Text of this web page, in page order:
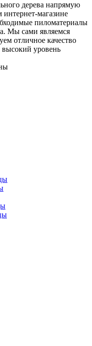
дерева напрямую
магазине
пиломатериалы
Мы сами являемся
отличное качество
уровень